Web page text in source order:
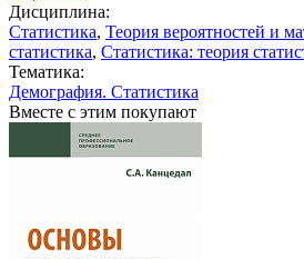
Дисциплина:
Статистика, Теория вероятностей и
статистика, Статистика: теория
Тематика:
Демография. Статистика
Вместе с этим покупают